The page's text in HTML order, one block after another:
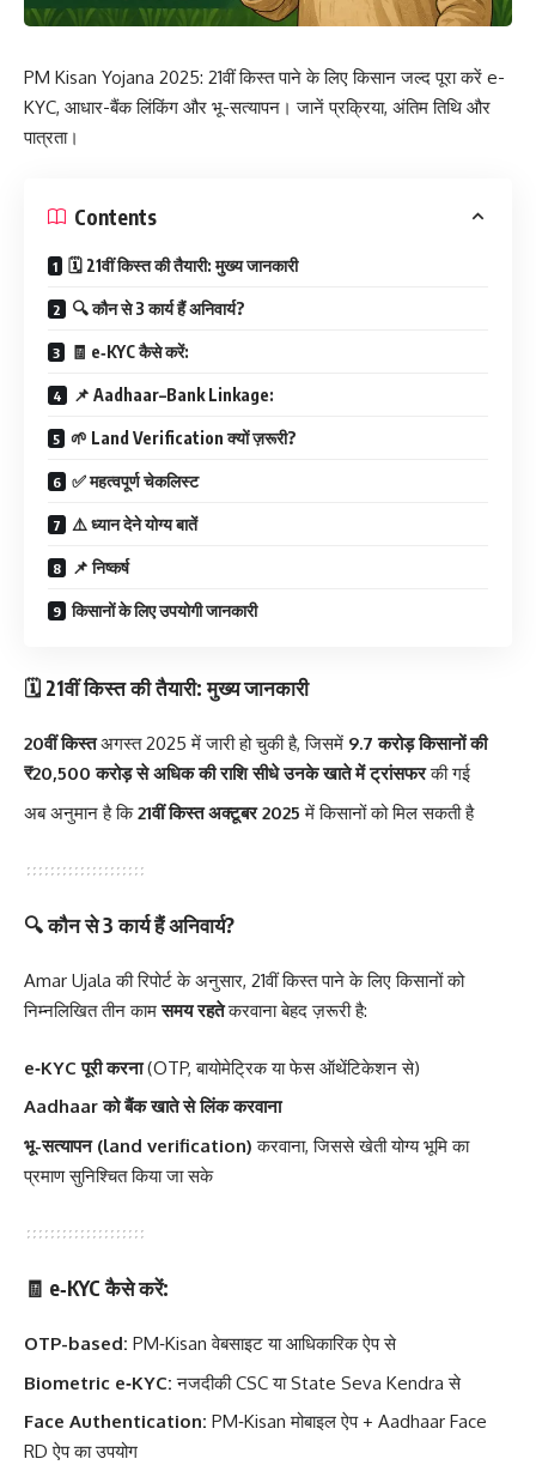
PM Kisan Yojana 2025: 21वीं किस्त पाने के लिए किसान जल्द पूरा करें e-
KYC, आधार-बैंक लिंकिंग और भू-सत्यापन। जानें प्रक्रिया, अंतिम तिथि और
पात्रता।
Contents
🗓️ 21वीं किस्त की तैयारी: मुख्य जानकारी
🔍 कौन से 3 कार्य हैं अनिवार्य?
🧾 e‑KYC कैसे करें:
📌 Aadhaar–Bank Linkage:
🌱 Land Verification क्यों ज़रूरी?
✅ महत्वपूर्ण चेकलिस्ट
⚠️ ध्यान देने योग्य बातें
📌 निष्कर्ष
किसानों के लिए उपयोगी जानकारी
🗓️ 21वीं किस्त की तैयारी: मुख्य जानकारी
20वीं किस्तअगस्त 2025 में जारी हो चुकी है, जिसमें 9.7 करोड़ किसानों की
₹20,500 करोड़ से अधिक की राशि सीधे उनके खाते में ट्रांसफरकी गई
अब अनुमान है कि21वीं किस्तअक्टूबर 2025 में किसानों को मिल सकती है
🔍 कौन से 3 कार्य हैं अनिवार्य?
Amar Ujala की रिपोर्ट के अनुसार, 21वीं किस्त पाने के लिए किसानों को
निम्नलिखित तीन कामसमय रहतेकरवाना बेहद ज़रूरी है:
e‑KYC पूरी करना(OTP, बायोमेट्रिक या फेस ऑथेंटिकेशन से)
Aadhaar को बैंक खाते से लिंक करवाना
भू-सत्यापन (land verification) करवाना, जिससे खेती योग्य भूमि का
प्रमाण सुनिश्चित किया जा सके
🧾 e‑KYC कैसे करें:
OTP-based: PM‑Kisan वेबसाइट या आधिकारिक ऐप से
Biometric e‑KYC: नजदीकी CSC या State Seva Kendra से
Face Authentication: PM‑Kisan मोबाइल ऐप + Aadhaar Face
RD ऐप का उपयोग